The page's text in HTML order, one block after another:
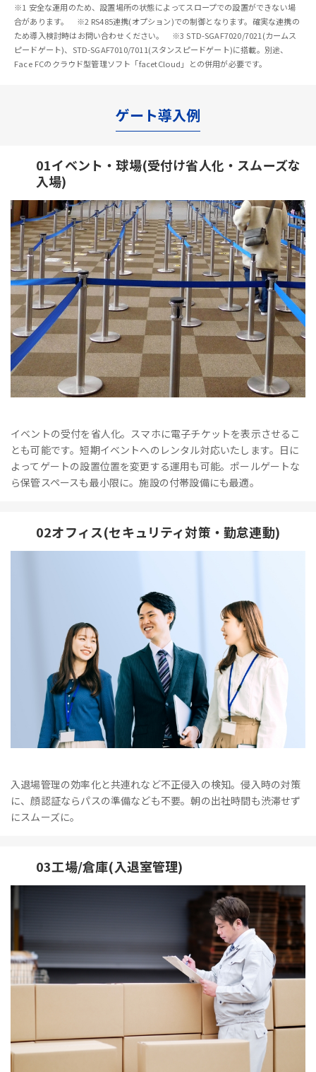
※1 安全な運用のため、設置場所の状態によってスロープでの設置ができない場
合があります。 ※2 RS485連携(オプション)での制御となります。確実な連携の
ため導入検討時はお問い合わせください。 ※3 STD-SGAF7020/7021(カームス
ピードゲート)、STD-SGAF7010/7011(スタンスピードゲート)に搭載。別途、
Face FCのクラウド型管理ソフト「facetCloud」との併用が必要です。
ゲート導入例
01イベント・球場(受付け省人化・スムーズな
入場)
イベントの受付を省人化。スマホに電子チケットを表示させるこ
とも可能です。短期イベントへのレンタル対応いたします。日に
よってゲートの設置位置を変更する運用も可能。ポールゲートな
ら保管スペースも最小限に。施設の付帯設備にも最適。
02オフィス(セキュリティ対策・勤怠連動)
入退場管理の効率化と共連れなど不正侵入の検知。侵入時の対策
に、顔認証ならパスの準備なども不要。朝の出社時間も渋滞せず
にスムーズに。
03工場/倉庫(入退室管理)